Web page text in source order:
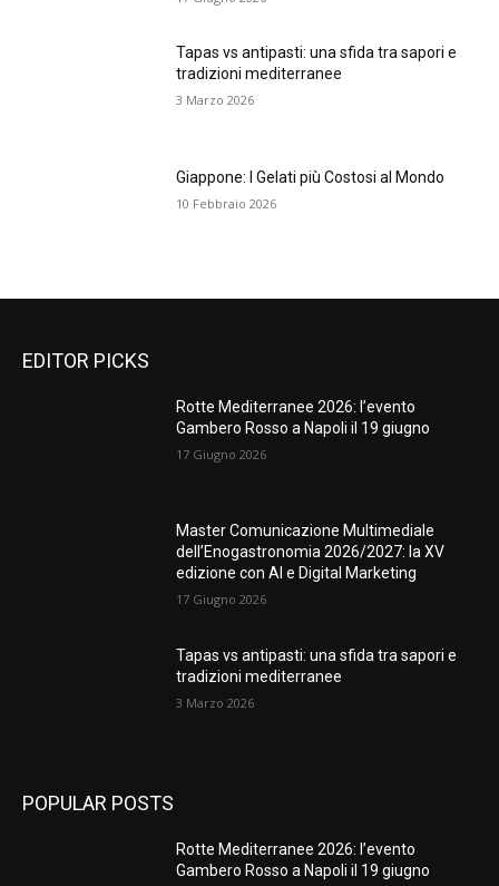
Tapas vs antipasti: una sfida tra sapori e
tradizioni mediterranee
3 Marzo 2026
Giappone: I Gelati più Costosi al Mondo
10 Febbraio 2026
EDITOR PICKS
Rotte Mediterranee 2026: l’evento
Gambero Rosso a Napoli il 19 giugno
17 Giugno 2026
Master Comunicazione Multimediale
dell’Enogastronomia 2026/2027: la XV
edizione con AI e Digital Marketing
17 Giugno 2026
Tapas vs antipasti: una sfida tra sapori e
tradizioni mediterranee
3 Marzo 2026
POPULAR POSTS
Rotte Mediterranee 2026: l’evento
Gambero Rosso a Napoli il 19 giugno